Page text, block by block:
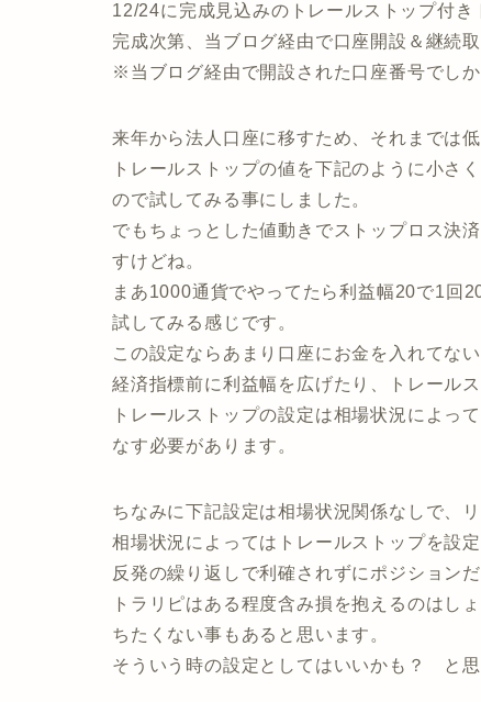
12/24に完成見込みのトレールストップ付き
完成次第、当ブログ経由で口座開設＆継続
※当ブログ経由で開設された口座番号でし
来年から法人口座に移すため、それまでは
トレールストップの値を下記のように小さ
ので試してみる事にしました。
でもちょっとした値動きでストップロス決
すけどね。
まあ1000通貨でやってたら利益幅20で1回
試してみる感じです。
この設定ならあまり口座にお金を入れてな
経済指標前に利益幅を広げたり、トレール
トレールストップの設定は相場状況によっ
なす必要があります。
ちなみに下記設定は相場状況関係なしで、
相場状況によってはトレールストップを設
反発の繰り返しで利確されずにポジション
トラリピはある程度含み損を抱えるのはし
ちたくない事もあると思います。
そういう時の設定としてはいいかも？ と思